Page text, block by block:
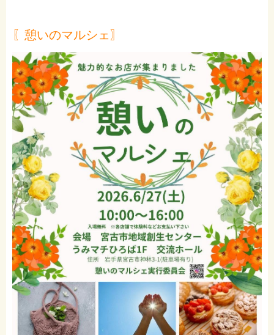
〖憩いのマルシェ〗